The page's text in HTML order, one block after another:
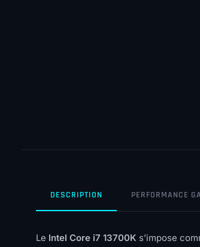
DESCRIPTION PERFORMANCE
Le Intel Core i7 13700K s’impose